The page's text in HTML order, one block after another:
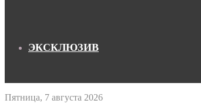
ЭКСКЛЮЗИВ
Пятница, 7 августа 2026